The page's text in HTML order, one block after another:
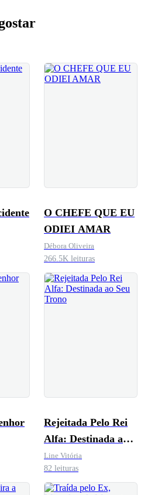
O CHEFE QUE EU
ODIEI AMAR
Débora Oliveira
266.5K leituras
Rejeitada Pelo Rei
Alfa: Destinada ao
Seu Trono
Line Vitória
82 leituras